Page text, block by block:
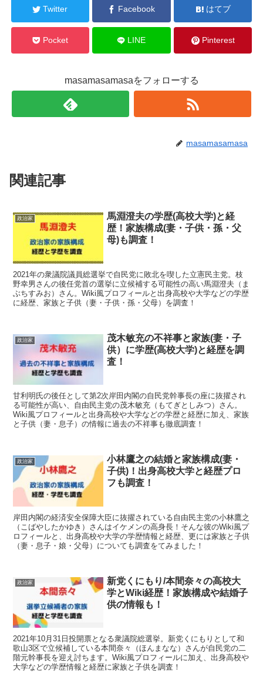
Twitter Facebook はてブ
Pocket LINE Pinterest
masamasamasaをフォローする
masamasamasa
関連記事
政治家
馬淵澄夫の学歴(高校大学)と経
歴！家族構成(妻・子供・孫・父
母)も調査！
2021年の衆議院議員総選挙で自民党に敗北を喫した立憲民主党。枝
野幸男さんの後任党首の選挙に立候補する可能性の高い馬淵澄夫（ま
ぶちすみお）さん。Wiki風プロフィールと出身高校や大学などの学歴
に経歴、家族と子供（妻・子供・孫・父母）を調査！
政治家
茂木敏充の不祥事と家族(妻・子
供）に学歴(高校大学)と経歴を調
査！
甘利明氏の後任として第2次岸田内閣の自民党幹事長の座に抜擢され
る可能性が高い、自由民主党の茂木敏充（もてぎとしみつ）さん。
Wiki風プロフィールと出身高校や大学などの学歴と経歴に加え、家族
と子供（妻・息子）の情報に過去の不祥事も徹底調査！
政治家
小林鷹之の結婚と家族構成(妻・
子供)！出身高校大学と経歴プロ
フも調査！
岸田内閣の経済安全保障大臣に抜擢されている自由民主党の小林鷹之
（こばやしたかゆき）さんはイケメンの高身長！そんな彼のWiki風プ
ロフィールと、出身高校や大学の学歴情報と経歴、更には家族と子供
（妻・息子・娘・父母）についても調査をてみました！
政治家
新党くにもり/本間奈々の高校大
学とWiki経歴！家族構成や結婚子
供の情報も！
2021年10月31日投開票となる衆議院総選挙。新党くにもりとして和
歌山3区で立候補している本間奈々（ほんまなな）さんが自民党の二
階元幹事長を迎え討ちます。Wiki風プロフィールに加え、出身高校や
大学などの学歴情報と経歴に家族と子供を調査！